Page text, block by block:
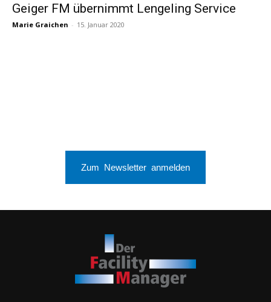
Geiger FM übernimmt Lengeling Service
Marie Graichen - 15. Januar 2020
Zum Newsletter anmelden